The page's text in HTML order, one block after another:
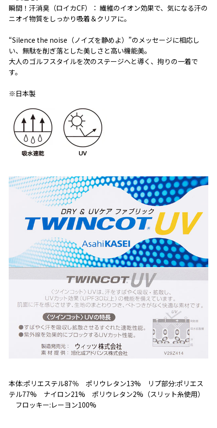
瞬間！汗消臭（ロイカCF）： 繊維のイオン効果で、気になる汗の
ニオイ物質をしっかり吸着＆クリアに。
“Silence the noise（ノイズを静めよ）”のメッセージに相応し
い、無駄を削ぎ落とした美しさと高い機能美。
大人のゴルフスタイルを次のステージへと導く、拘りの一着で
す。
※日本製
本体:ポリエステル87％ ポリウレタン13% リプ部分:ポリエス
テル77% ナイロン21% ポリウレタン2%（スリット糸使用）
フロッキー:レーヨン100%